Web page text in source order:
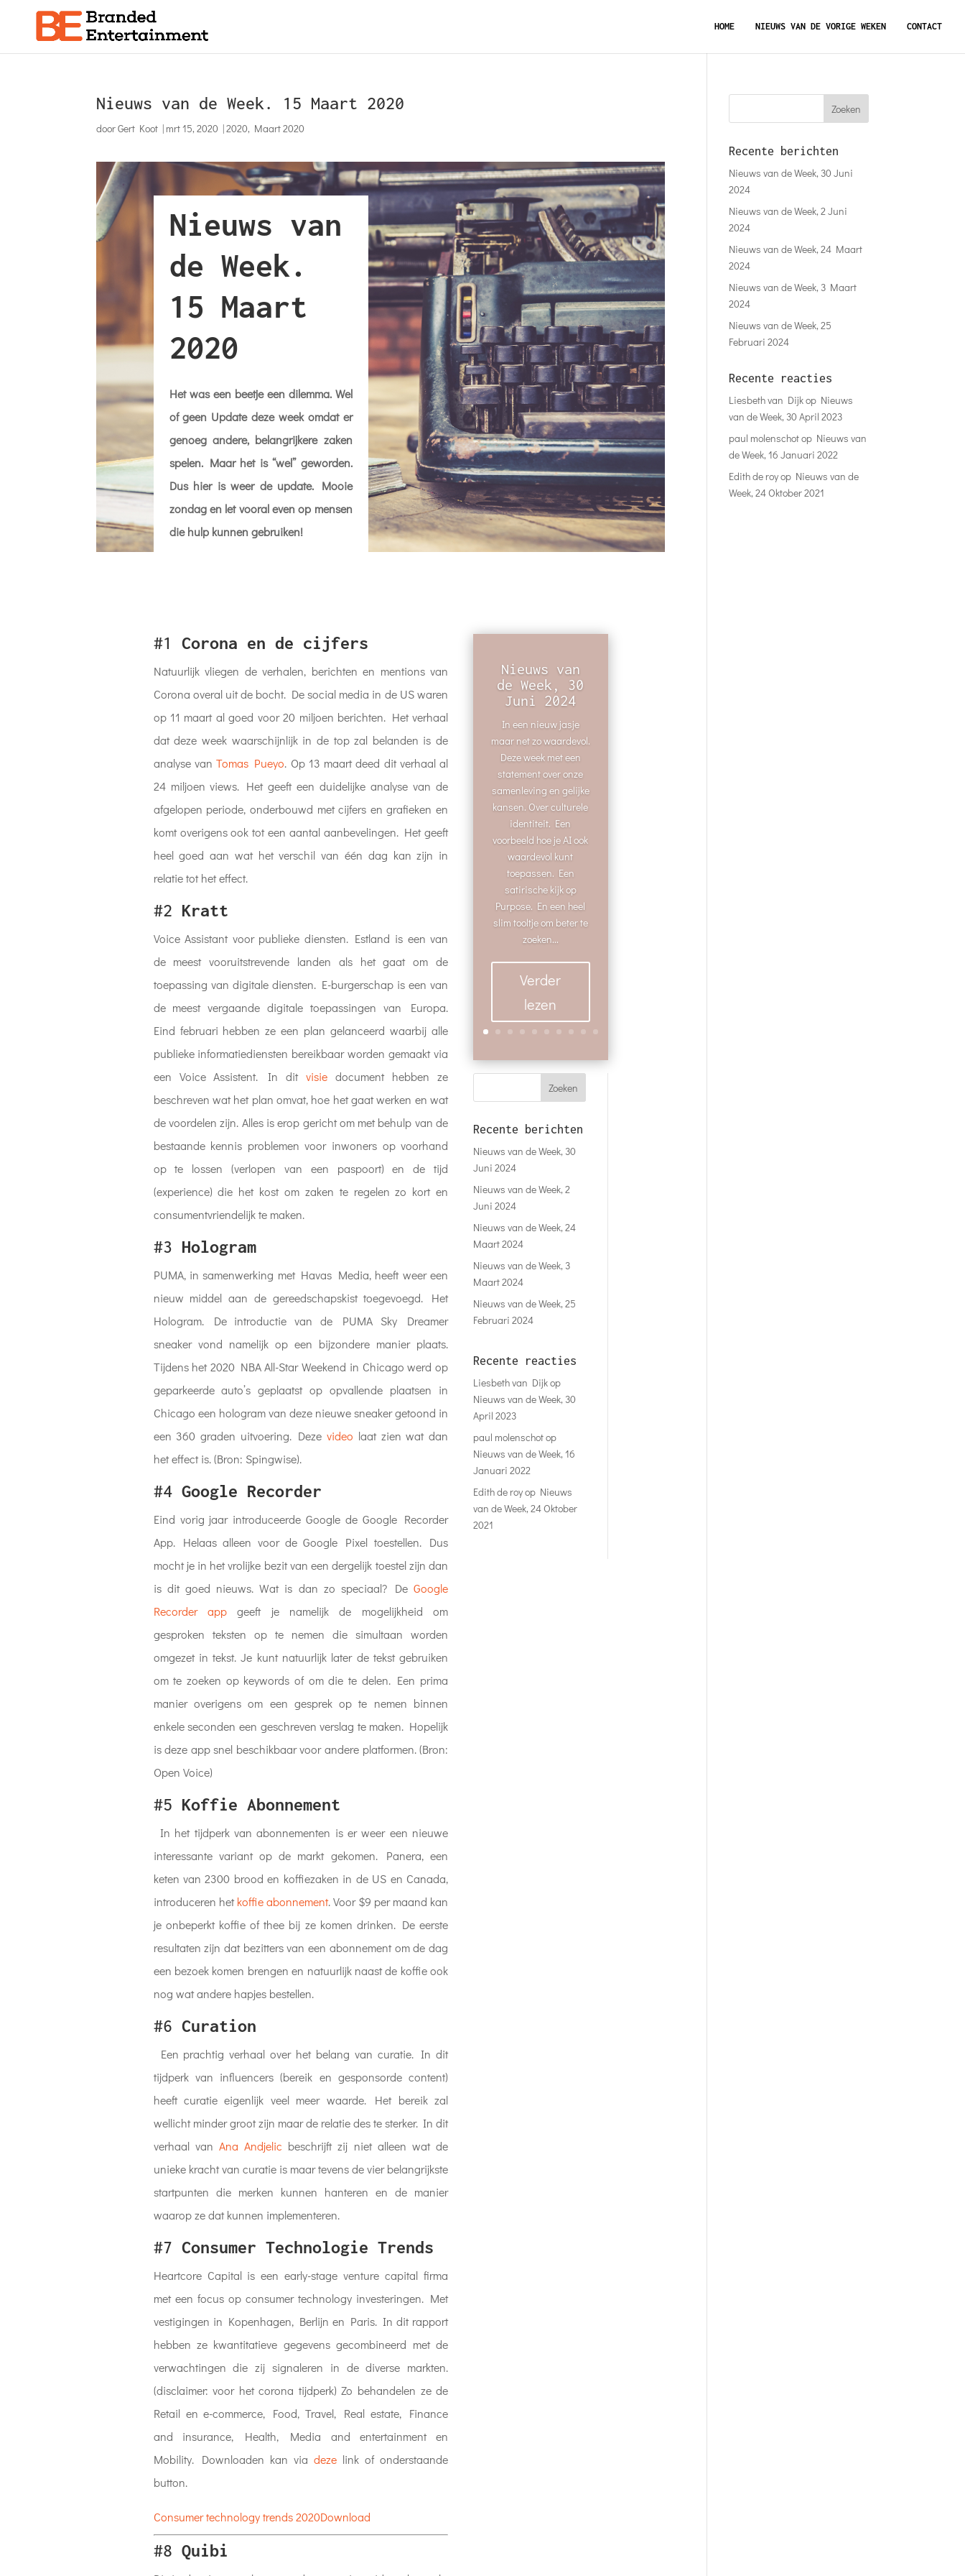
HOME NIEUWS VAN DE VORIGE WEKEN CONTACT
Nieuws van de Week. 15 Maart 2020
doorGert Koot | mrt 15, 2020 |2020, Maart 2020
Nieuws van
de Week.
15 Maart
2020
Het was een beetje een dilemma. Wel
of geen Update deze week omdat er
genoeg andere, belangrijkere zaken
spelen. Maar het is “wel” geworden.
Dus hier is weer de update. Mooie
zondag en let vooral even op mensen
die hulp kunnen gebruiken!
#1 Corona en de cijfers
Natuurlijk vliegen de verhalen, berichten en mentions van
Corona overal uit de bocht. De social media in de US waren
op 11 maart al goed voor 20 miljoen berichten. Het verhaal
dat deze week waarschijnlijk in de top zal belanden is de
analyse vanTomas Pueyo. Op 13 maart deed dit verhaal al
24 miljoen views. Het geeft een duidelijke analyse van de
afgelopen periode, onderbouwd met cijfers en grafieken en
komt overigens ook tot een aantal aanbevelingen. Het geeft
heel goed aan wat het verschil van één dag kan zijn in
relatie tot het effect.
#2 Kratt
Voice Assistant voor publieke diensten. Estland is een van
de meest vooruitstrevende landen als het gaat om de
toepassing van digitale diensten. E-burgerschap is een van
de meest vergaande digitale toepassingen van Europa.
Eind februari hebben ze een plan gelanceerd waarbij alle
publieke informatiediensten bereikbaar worden gemaakt via
een Voice Assistent. In ditvisie document hebben ze
beschreven wat het plan omvat, hoe het gaat werken en wat
de voordelen zijn. Alles is erop gericht om met behulp van de
bestaande kennis problemen voor inwoners op voorhand
op te lossen (verlopen van een paspoort) en de tijd
(experience) die het kost om zaken te regelen zo kort en
consumentvriendelijk te maken.
#3 Hologram
PUMA, in samenwerking met Havas Media, heeft weer een
nieuw middel aan de gereedschapskist toegevoegd. Het
Hologram. De introductie van de PUMA Sky Dreamer
sneaker vond namelijk op een bijzondere manier plaats.
Tijdens het 2020 NBA All-Star Weekend in Chicago werd op
geparkeerde auto’s geplaatst op opvallende plaatsen in
Chicago een hologram van deze nieuwe sneaker getoond in
een 360 graden uitvoering. Dezevideo laat zien wat dan
het effect is. (Bron: Spingwise).
#4 Google Recorder
Eind vorig jaar introduceerde Google de Google Recorder
App. Helaas alleen voor de Google Pixel toestellen. Dus
mocht je in het vrolijke bezit van een dergelijk toestel zijn dan
is dit goed nieuws. Wat is dan zo speciaal? DeGoogle
Recorder appgeeft je namelijk de mogelijkheid om
gesproken teksten op te nemen die simultaan worden
omgezet in tekst. Je kunt natuurlijk later de tekst gebruiken
om te zoeken op keywords of om die te delen. Een prima
manier overigens om een gesprek op te nemen binnen
enkele seconden een geschreven verslag te maken. Hopelijk
is deze app snel beschikbaar voor andere platformen. (Bron:
Open Voice)
#5 Koffie Abonnement
In het tijdperk van abonnementen is er weer een nieuwe
interessante variant op de markt gekomen. Panera, een
keten van 2300 brood en koffiezaken in de US en Canada,
introduceren hetkoffie abonnement. Voor $9 per maand kan
je onbeperkt koffie of thee bij ze komen drinken. De eerste
resultaten zijn dat bezitters van een abonnement om de dag
een bezoek komen brengen en natuurlijk naast de koffie ook
nog wat andere hapjes bestellen.
#6 Curation
Een prachtig verhaal over het belang van curatie. In dit
tijdperk van influencers (bereik en gesponsorde content)
heeft curatie eigenlijk veel meer waarde. Het bereik zal
wellicht minder groot zijn maar de relatie des te sterker. In dit
verhaal van Ana Andjelic beschrijft zij niet alleen wat de
unieke kracht van curatie is maar tevens de vier belangrijkste
startpunten die merken kunnen hanteren en de manier
waarop ze dat kunnen implementeren.
#7 Consumer Technologie Trends
Heartcore Capital is een early-stage venture capital firma
met een focus op consumer technology investeringen. Met
vestigingen in Kopenhagen, Berlijn en Paris. In dit rapport
hebben ze kwantitatieve gegevens gecombineerd met de
verwachtingen die zij signaleren in de diverse markten.
(disclaimer: voor het corona tijdperk) Zo behandelen ze de
Retail en e-commerce, Food, Travel, Real estate, Finance
and insurance, Health, Media and entertainment en
Mobility. Downloaden kan via dezelink of onderstaande
button.
Consumer technology trends 2020Download
#8 Quibi
Nieuws van
de Week, 30
Juni 2024
In een nieuw jasje
maar net zo waardevol.
Deze week met een
statement over onze
samenleving en gelijke
kansen. Over culturele
identiteit. Een
voorbeeld hoe je AI ook
waardevol kunt
toepassen. Een
satirische kijk op
Purpose. En een heel
slim tooltje om beter te
zoeken...
Verder
lezen
Recente berichten
Nieuws van de Week, 30
Juni 2024
Nieuws van de Week, 2
Juni 2024
Nieuws van de Week, 24
Maart 2024
Nieuws van de Week, 3
Maart 2024
Nieuws van de Week, 25
Februari 2024
Recente reacties
Liesbeth van Dijkop
Nieuws van de Week, 30
April 2023
paul molenschotop
Nieuws van de Week, 16
Januari 2022
Edith de royop Nieuws
van de Week, 24 Oktober
2021
Recente berichten
Nieuws van de Week, 30 Juni
2024
Nieuws van de Week, 2 Juni
2024
Nieuws van de Week, 24 Maart
2024
Nieuws van de Week, 3 Maart
2024
Nieuws van de Week, 25
Februari 2024
Recente reacties
Liesbeth van Dijkop Nieuws
van de Week, 30 April 2023
paul molenschotop Nieuws van
de Week, 16 Januari 2022
Edith de royop Nieuws van de
Week, 24 Oktober 2021